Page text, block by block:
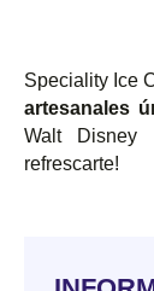
Speciality Ice
artesanales
Walt Disney
refrescarte!